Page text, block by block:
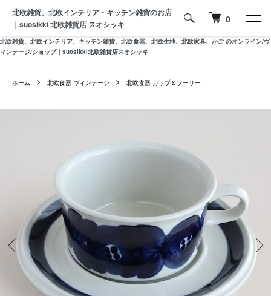
北欧雑貨、北欧インテリア、キッチン雑貨、北欧食器、北欧生地、北欧家具、かご のオンライン/ヴ
ィンテージ/ショップ｜suosikki北欧雑貨店スオシッキ
北欧雑貨、北欧インテリア・キッチン雑貨のお店
｜suosikki 北欧雑貨店 スオシッキ
0
ホーム 北欧食器 ヴィンテージ 北欧食器 カップ＆ソーサー